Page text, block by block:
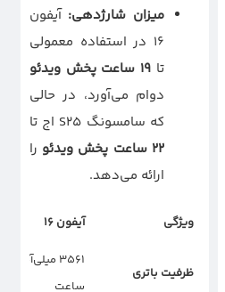
میزان شارژدهی:آیفون
۱۶ در استفاده معمولی
تا ۱۹ ساعت پخش ویدئو
دوام می‌آورد، در حالی
که سامسونگ S25 اج تا
۲۲ ساعت پخش ویدئو را
ارائه می‌دهد.
ویژگی آیفون ۱۶
ظرفیت باتری
۳۵۶۱ میلی‌آمپر
ساعت